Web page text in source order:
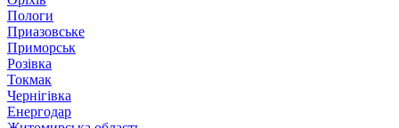
Пологи
Приазовське
Приморськ
Розівка
Токмак
Чернігівка
Енергодар